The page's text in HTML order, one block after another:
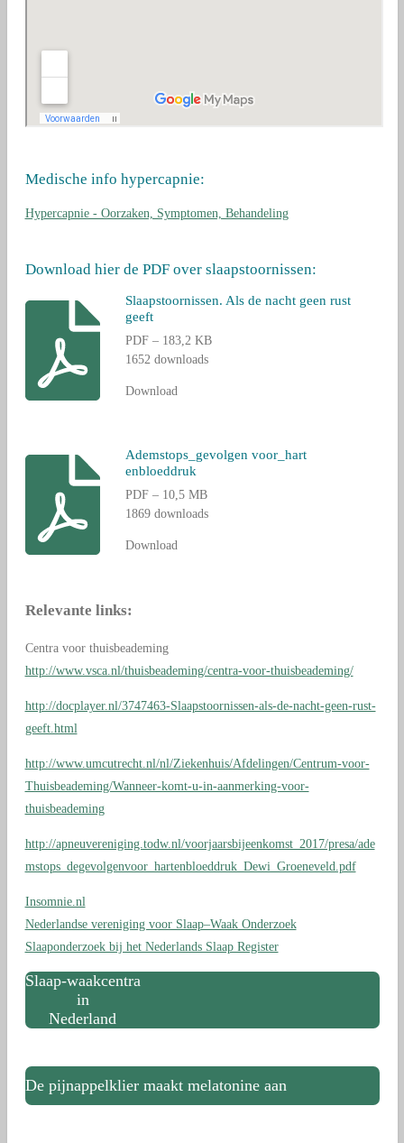
Medische info hypercapnie:
Hypercapnie - Oorzaken, Symptomen, Behandeling
Download hier de PDF over slaapstoornissen:
Slaapstoornissen. Als de nacht geen rust
geeft
PDF – 183,2 KB
1652 downloads
Download
Ademstops_gevolgen voor_hart
enbloeddruk
PDF – 10,5 MB
1869 downloads
Download
Relevante links:
Centra voor thuisbeademing
http://www.vsca.nl/thuisbeademing/centra-voor-thuisbeademing/
http://docplayer.nl/3747463-Slaapstoornissen-als-de-nacht-geen-rust-
geeft.html
http://www.umcutrecht.nl/nl/Ziekenhuis/Afdelingen/Centrum-voor-
Thuisbeademing/Wanneer-komt-u-in-aanmerking-voor-
thuisbeademing
http://apneuvereniging.todw.nl/voorjaarsbijeenkomst_2017/presa/ade
mstops_degevolgenvoor_hartenbloeddruk_Dewi_Groeneveld.pdf
Insomnie.nl
Nederlandse vereniging voor Slaap–Waak Onderzoek
Slaaponderzoek bij het Nederlands Slaap Register
Slaap-waakcentra
in
Nederland
De pijnappelklier maakt melatonine aan